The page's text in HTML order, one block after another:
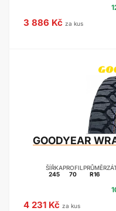
3 886 Kč za kus
GOODYEAR
ŠÍŘKA
245
PROFIL
70
PRŮMĚR
R16
4 231 Kč za kus